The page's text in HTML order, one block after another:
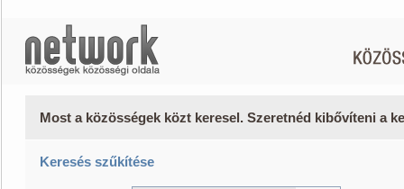
Most a közösségek közt keresel. Szeretnéd kibővíteni a
Keresés szűkítése